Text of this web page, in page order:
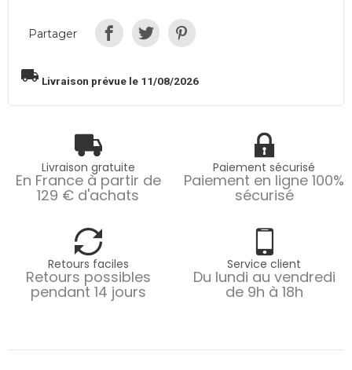
Partager
local_shipping Livraison prévue le 11/08/2026
Livraison gratuite
En France à partir de
129 € d'achats
Paiement sécurisé
Paiement en ligne 100%
sécurisé
Retours faciles
Retours possibles
pendant 14 jours
Service client
Du lundi au vendredi
de 9h à 18h